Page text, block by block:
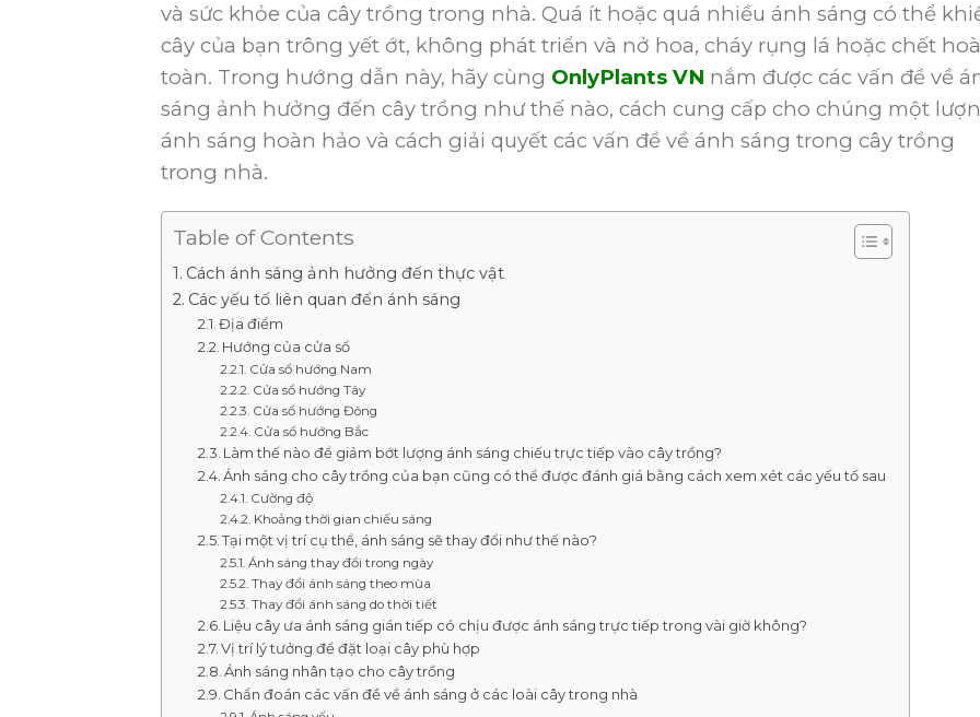
và sức khỏe của cây trồng trong nhà. Quá ít hoặc quá nhiều ánh sáng có thể
cây của bạn trông yết ớt, không phát triển và nở hoa, cháy rụng lá hoặc chết
toàn. Trong hướng dẫn này, hãy cùng OnlyPlants VN nắm được các vấn đề về
sáng ảnh hưởng đến cây trồng như thế nào, cách cung cấp cho chúng một
ánh sáng hoàn hảo và cách giải quyết các vấn đề về ánh sáng trong cây trồng
trong nhà.
Table of Contents
Cách ánh sáng ảnh hưởng đến thực vật
Các yếu tố liên quan đến ánh sáng
Địa điểm
Hướng của cửa sổ
Cửa sổ hướng Nam
Cửa sổ hướng Tây
Cửa sổ hướng Đông
Cửa sổ hướng Bắc
Làm thế nào để giảm bớt lượng ánh sáng chiếu trực tiếp vào cây trồng?
Ánh sáng cho cây trồng của bạn cũng có thể được đánh giá bằng cách xem xét các yếu tố sau
Cường độ
Khoảng thời gian chiếu sáng
Tại một vị trí cụ thể, ánh sáng sẽ thay đổi như thế nào?
Ánh sáng thay đổi trong ngày
Thay đổi ánh sáng theo mùa
Thay đổi ánh sáng do thời tiết
Liệu cây ưa ánh sáng gián tiếp có chịu được ánh sáng trực tiếp trong vài giờ không?
Vị trí lý tưởng để đặt loại cây phù hợp
Ánh sáng nhân tạo cho cây trồng
Chẩn đoán các vấn đề về ánh sáng ở các loài cây trong nhà